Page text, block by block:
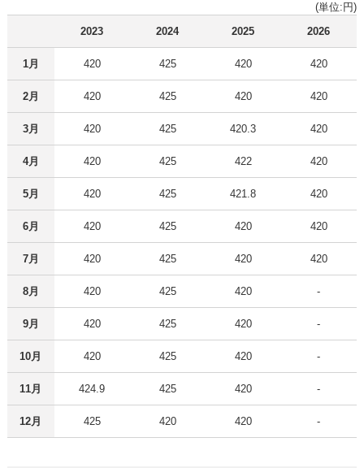
(単位:円)
2023
2024 2025 2026
1月 420 425 420 420
2月 420 425 420 420
3月 420 425 420.3 420
4月 420 425 422 420
5月 420 425 421.8 420
6月 420 425 420 420
7月 420 425 420 420
8月 420 425 420 -
9月 420 425 420 -
10月 420 425 420 -
11月 424.9 425 420 -
12月 425 420 420 -